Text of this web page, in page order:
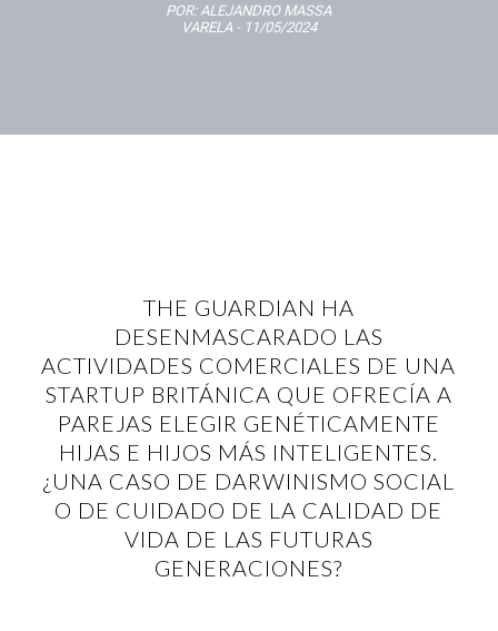
POR: ALEJANDRO MASSA
VARELA- 11/05/2024
THE GUARDIAN HA
DESENMASCARADO LAS
ACTIVIDADES COMERCIALES DE UNA
STARTUP BRITÁNICA QUE OFRECÍA A
PAREJAS ELEGIR GENÉTICAMENTE
HIJAS E HIJOS MÁS INTELIGENTES.
¿UNA CASO DE DARWINISMO SOCIAL
O DE CUIDADO DE LA CALIDAD DE
VIDA DE LAS FUTURAS
GENERACIONES?